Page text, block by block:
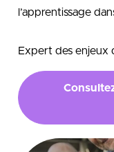
l’apprentissage
Expert des enjeux